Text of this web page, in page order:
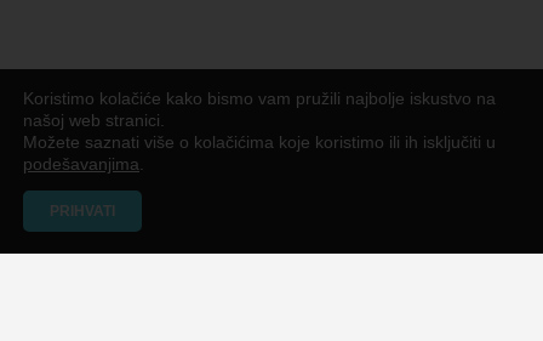
Koristimo kolačiće kako bismo vam pružili najbolje iskustvo na
našoj web stranici.
Možete saznati više o kolačićima koje koristimo ili ih isključiti u
podešavanjima
PRIHVATI